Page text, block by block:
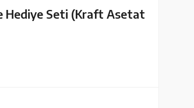
Hediye Seti (Kraft Asetat